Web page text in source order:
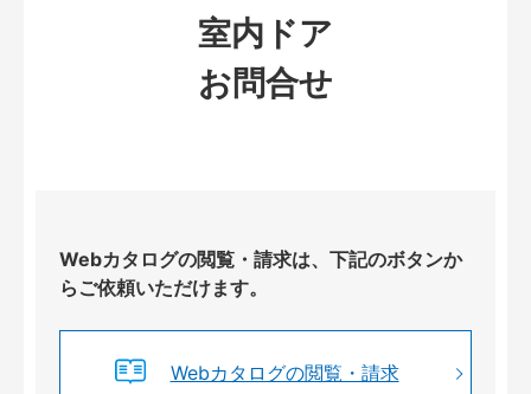
室内ドア
お問合せ
Webカタログの閲覧・請求は、下記のボタンか
らご依頼いただけます。
Webカタログの閲覧・請求